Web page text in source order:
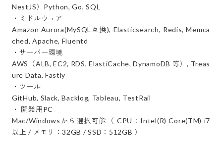
NestJS）Python, Go, SQL
・ミドルウェア
Amazon Aurora(MySQL互換), Elasticsearch, Redis, Memca
ched, Apache, Fluentd
・サーバー環境
AWS（ALB, EC2, RDS, ElastiCache, DynamoDB 等）, Treas
ure Data, Fastly
・ツール
GitHub, Slack, Backlog, Tableau, TestRail
・ 開発用PC
Mac/Windowsから選択可能（ CPU：Intel(R) Core(TM) i7
以上 / メモリ：32GB / SSD：512GB ）